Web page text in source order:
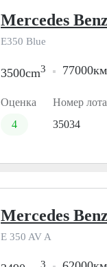
Mercedes
E350 Blue
3500cm3 77000км
Оценка
4
Номер лота
35034
Mercedes
E 350 AV A
3